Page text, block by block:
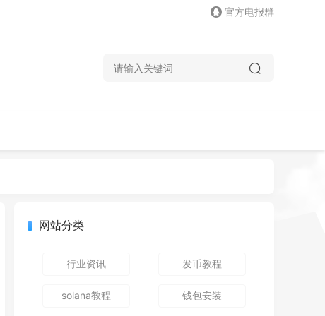
官方电报群
网站分类
行业资讯 发币教程
solana教程 钱包安装